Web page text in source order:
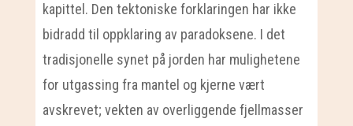
kapittel. Den tektoniske forklaringen har ikke
bidradd til oppklaring av paradoksene. I det
tradisjonelle synet på jorden har mulighetene
for utgassing fra mantel og kjerne vært
avskrevet; vekten av overliggende fjellmasser